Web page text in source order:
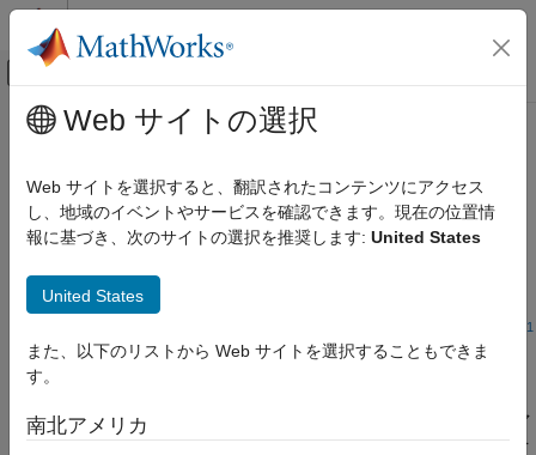
コンテンツへスキップ
オフキャンバス ナビゲーション メ
ドキュメンテーションのホーム
コード検証
Polyspace Bug Finder
Polyspace Bug Finder の結果
MISRA C++:2008 ルール
項目一覧
メインコンテンツ
MISRA C++:2008 Rule 18-0-5
The unbounded functions of library <cstring> shall not be used
説明
1
根拠
ライブラリ<cstring>
に含まれている非有界の関数は、バッファ
ーに対して読み取りや書き込みを行う際に、バッファーの範囲を
Web サイトの選択
Web サイトを選択すると、翻訳されたコンテンツにアクセス
し、地域のイベントやサービスを確認できます。現在の位置情
報に基づき、次のサイトの選択を推奨します: United States
United States
また、以下のリストから Web サイトを選択することもできま
す。
南北アメリカ